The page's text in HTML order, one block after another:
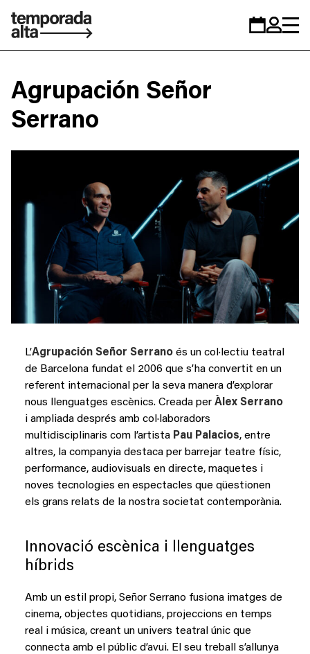
Temporada
personal
Agrupación Señor
Serrano
L’Agrupación Señor Serrano és un col·lectiu teatral
de Barcelona fundat el 2006 que s’ha convertit en un
referent internacional per la seva manera d’explorar
nous llenguatges escènics. Creada per Àlex Serrano
i ampliada després amb col·laboradors
multidisciplinaris com l’artista Pau Palacios, entre
altres, la companyia destaca per barrejar teatre físic,
performance, audiovisuals en directe, maquetes i
noves tecnologies en espectacles que qüestionen
els grans relats de la nostra societat contemporània.
Innovació escènica i llenguatges
híbrids
Amb un estil propi, Señor Serrano fusiona imatges de
cinema, objectes quotidians, projeccions en temps
real i música, creant un univers teatral únic que
connecta amb el públic d’avui. El seu treball s’allunya